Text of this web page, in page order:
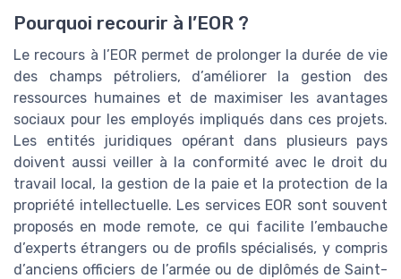
Pourquoi recourir à l’EOR ?
Le recours à l’EOR permet de prolonger la durée de vie
des champs pétroliers, d’améliorer la gestion des
ressources humaines et de maximiser les avantages
sociaux pour les employés impliqués dans ces projets.
Les entités juridiques opérant dans plusieurs pays
doivent aussi veiller à la conformité avec le droit du
travail local, la gestion de la paie et la protection de la
propriété intellectuelle. Les services EOR sont souvent
proposés en mode remote, ce qui facilite l’embauche
d’experts étrangers ou de profils spécialisés, y compris
d’anciens officiers de l’armée ou de diplômés de Saint-